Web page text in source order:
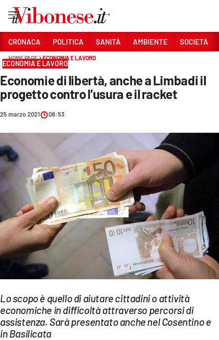
Sezioni
CRONACA
POLITICA
SANITÀ
SOCIETÀ
CULTURA
ECONOMIA E LAVORO
EVENTI
SPORT
Streaming
LAC NETWORK
LAC ONAIR
CRONACA POLITICA SANITÀ AMBIENTE SOCIETÀ
HOME PAGE ECONOMIA E LAVORO
ECONOMIA E LAVORO
Economie di libertà, anche a Limbadi il
progetto contro l’usura e il racket
25 marzo 2021 08:53
Lo scopo è quello di aiutare cittadini o attività
economiche in difficoltà attraverso percorsi di
assistenza. Sarà presentato anche nel Cosentino e
in Basilicata